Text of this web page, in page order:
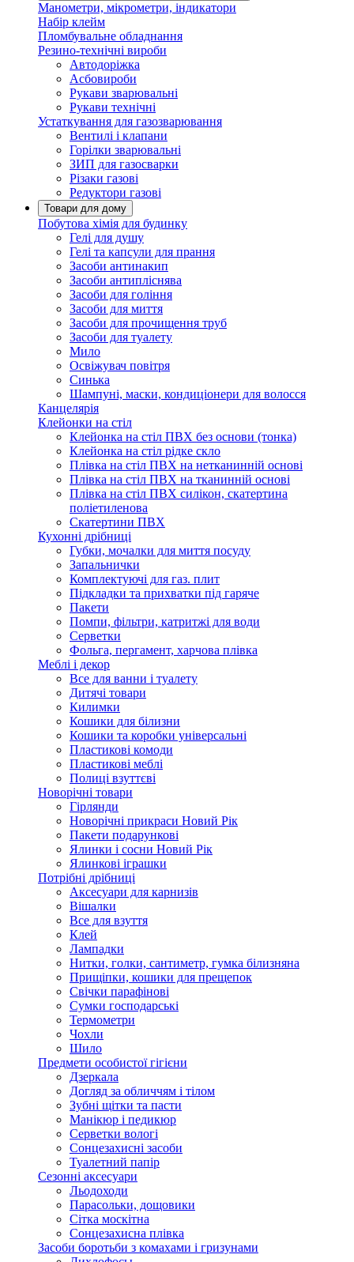
Манометри, мікрометри, індикатори
Набір клейм
Пломбувальне обладнання
Резино-технічні вироби
Автодоріжка
Асбовироби
Рукави зварювальні
Рукави технічні
Устаткування для газозварювання
Вентилі і клапани
Горілки зварювальні
ЗИП для газосварки
Різаки газові
Редуктори газові
Товари для дому
Побутова хімія для будинку
Гелі для душу
Гелі та капсули для прання
Засоби антинакип
Засоби антипліснява
Засоби для гоління
Засоби для миття
Засоби для прочищення труб
Засоби для туалету
Мило
Освіжувач повітря
Синька
Шампуні, маски, кондиціонери для волосся
Канцелярія
Клейонки на стіл
Клейонка на стіл ПВХ без основи (тонка)
Клейонка на стіл рідке скло
Плівка на стіл ПВХ на нетканинній основі
Плівка на стіл ПВХ на тканинній основі
Плівка на стіл ПВХ силікон, скатертина
поліетиленова
Скатертини ПВХ
Кухонні дрібниці
Губки, мочалки для миття посуду
Запальнички
Комплектуючі для газ. плит
Підкладки та прихватки під гаряче
Пакети
Помпи, фільтри, катритжі для води
Серветки
Фольга, пергамент, харчова плівка
Меблі і декор
Все для ванни і туалету
Дитячі товари
Килимки
Кошики для білизни
Кошики та коробки універсальні
Пластикові комоди
Пластикові меблі
Полиці взуттєві
Новорічні товари
Гірлянди
Новорічні прикраси Новий Рік
Пакети подарункові
Ялинки і сосни Новий Рік
Ялинкові іграшки
Потрібні дрібниці
Аксесуари для карнизів
Вішалки
Все для взуття
Клей
Лампадки
Нитки, голки, сантиметр, гумка білизняна
Прищіпки, кошики для прещепок
Свічки парафінові
Сумки господарські
Термометри
Чохли
Шило
Предмети особистої гігієни
Дзеркала
Догляд за обличчям і тілом
Зубні щітки та пасти
Манікюр і педикюр
Серветки вологі
Сонцезахисні засоби
Туалетний папір
Сезонні аксесуари
Льодоходи
Парасольки, дощовики
Сітка москітна
Сонцезахисна плівка
Засоби боротьби з комахами і гризунами